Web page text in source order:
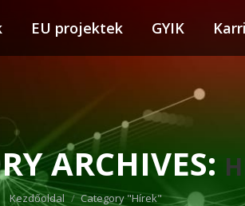
EU projektek GYIK
ARCHIVES:
You are here:
Kezdőoldal Category "Hírek"
EU projektek GYIK